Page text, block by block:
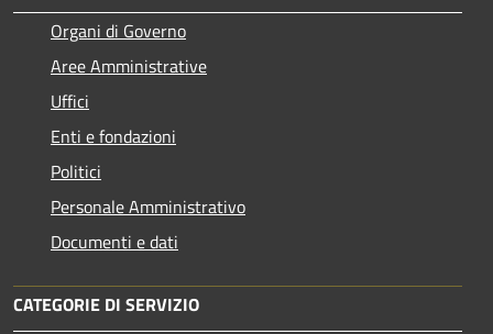
Organi di Governo
Aree Amministrative
Uffici
Enti e fondazioni
Politici
Personale Amministrativo
Documenti e dati
CATEGORIE DI SERVIZIO